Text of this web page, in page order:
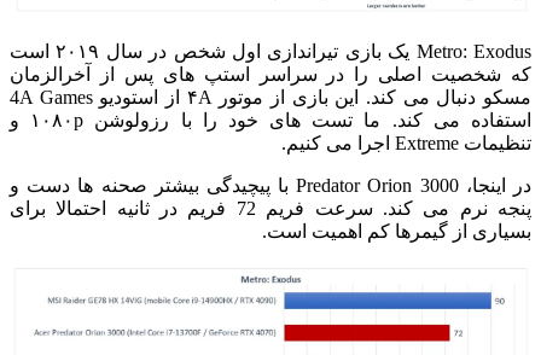
Metro:
Exodus یک بازی تیراندازی اول شخص در سال ۲۰۱۹ است
که شخصیت اصلی را در سراسر استپ های پس از آخرالزمان
مسکو دنبال می کند. این بازی از موتور ۴A از استودیو 4A Games
استفاده می کند. ما تست های خود را با رزولوشن ۱۰۸۰p و
تنظیمات Extreme اجرا می کنیم.
در اینجا، Predator Orion 3000 با پیچیدگی بیشتر صحنه ها دست و
پنجه نرم می کند.
سرعت فریم 72 فریم در ثانیه احتمالا برای
بسیاری از گیمرها کم اهمیت است.